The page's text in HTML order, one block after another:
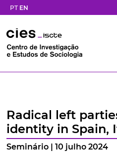
PT EN
Radical left
identity in Spain,
Portugal
Seminário | 10 julho 2024